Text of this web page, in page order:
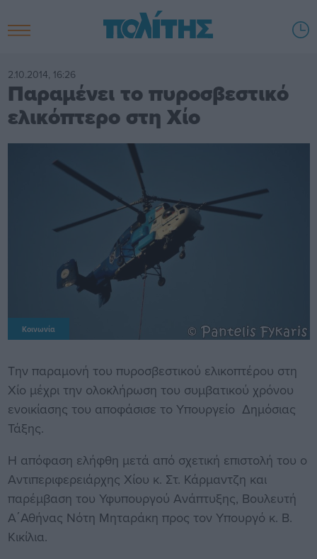
2.10.2014, 16:26
Παραμένει το πυροσβεστικό
ελικόπτερο στη Χίο
Κοινωνία
Την παραμονή του πυροσβεστικού ελικοπτέρου στη
Χίο μέχρι την ολοκλήρωση του συμβατικού χρόνου
ενοικίασης του αποφάσισε το Υπουργείο Δημόσιας
Τάξης.
Η απόφαση ελήφθη μετά από σχετική επιστολή του ο
Αντιπεριφερειάρχης Χίου κ. Στ. Κάρμαντζη και
παρέμβαση του Υφυπουργού Ανάπτυξης, Βουλευτή
Α΄Αθήνας Νότη Μηταράκη προς τον Υπουργό κ. Β.
Κικίλια.